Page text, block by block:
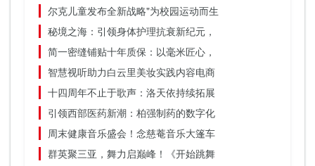
尔克儿童发布全新战略"为校园运动而生
秘境之海：引领身体护理抗衰新纪元，
简一密缝铺贴十年质保：以毫米匠心，
智慧视听助力白云里美妆实践内容电商
十四周年不止于歌声：洛天依持续拓展
引领西部医药新潮：柏强制药的数字化
周末健康音乐盛会！念慈菴音乐大篷车
群英聚三亚，舞力启巅峰！《开始跳舞